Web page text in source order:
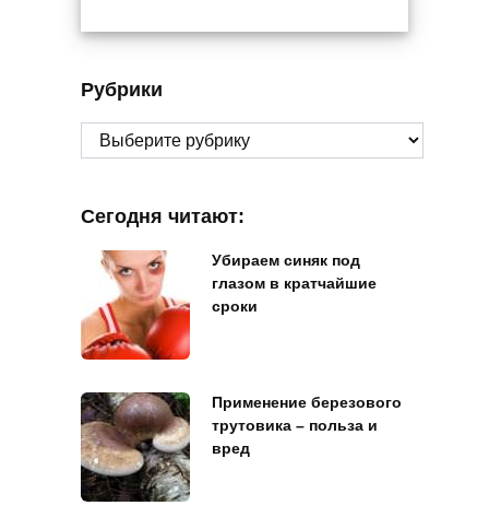
Рубрики
Рубрики
Сегодня читают:
Убираем синяк под
глазом в кратчайшие
сроки
Применение березового
трутовика – польза и
вред